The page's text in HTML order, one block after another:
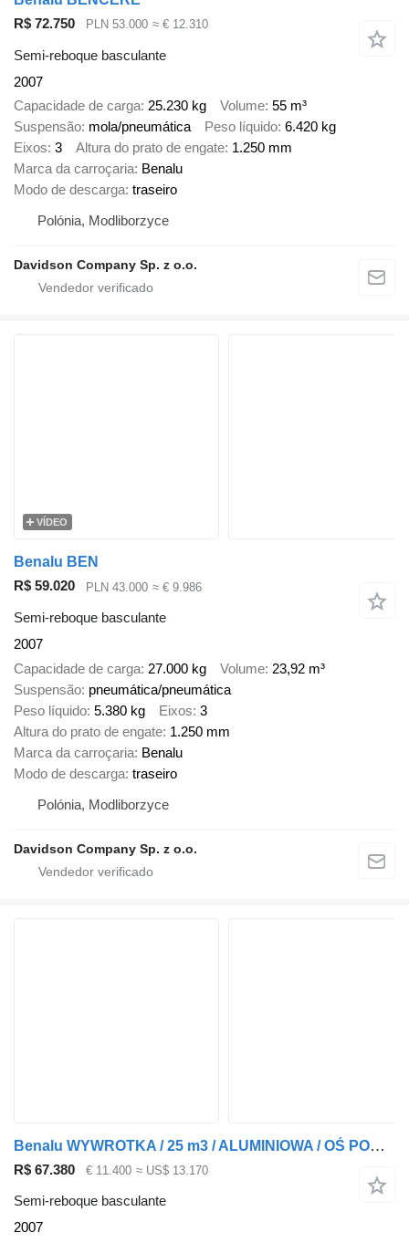
R$ 72.750
PLN 53.000 ≈ € 12.310
Semi-reboque basculante
2007
Capacidade de carga 25.230 kg Volume 55 m³
Suspensão mola/pneumática Peso líquido 6.420 kg
Eixos 3 Altura do prato de engate 1.250 mm
Marca da carroçaria Benalu
Modo de descarga traseiro
Polónia, Modliborzyce
Davidson Company Sp. z o.o.
VÍDEO
Benalu BEN
R$ 59.020
PLN 43.000 ≈ € 9.986
Semi-reboque basculante
2007
Capacidade de carga 27.000 kg Volume 23,92 m³
Suspensão pneumática/pneumática
Peso líquido 5.380 kg Eixos 3
Altura do prato de engate 1.250 mm
Marca da carroçaria Benalu
Modo de descarga traseiro
Polónia, Modliborzyce
Davidson Company Sp. z o.o.
Benalu WYWROTKA / 25 m3 / ALUMINIOWA / OŚ PODNOSZONA / WAGA: 5 300 KG /
R$ 67.380 € 11.400 ≈ US$ 13.170
Semi-reboque basculante
2007